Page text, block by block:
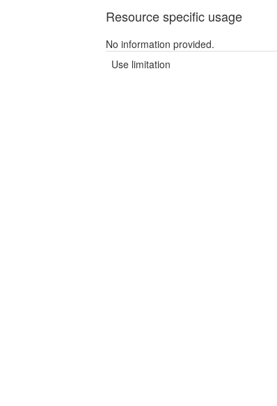
Resource specific usage
No information provided.
Use limitation